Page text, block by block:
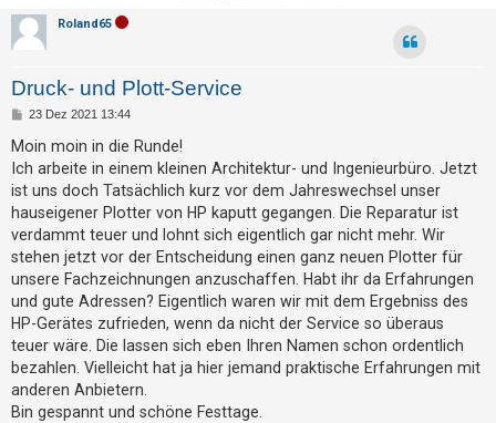
R
e
g
i
s
t
r
i
e
r
e
n
Roland65
Druck- und Plott-Service
B
i
t
r
a
g
23 Dez 2021 13:44
Moin moin in die Runde!
Ich arbeite in einem kleinen Architektur- und Ingenieurbüro. Jetzt
ist uns doch Tatsächlich kurz vor dem Jahreswechsel unser
hauseigener Plotter von HP kaputt gegangen. Die Reparatur ist
verdammt teuer und lohnt sich eigentlich gar nicht mehr. Wir
stehen jetzt vor der Entscheidung einen ganz neuen Plotter für
unsere Fachzeichnungen anzuschaffen. Habt ihr da Erfahrungen
und gute Adressen? Eigentlich waren wir mit dem Ergebniss des
HP-Gerätes zufrieden, wenn da nicht der Service so überaus
teuer wäre. Die lassen sich eben Ihren Namen schon ordentlich
bezahlen. Vielleicht hat ja hier jemand praktische Erfahrungen mit
anderen Anbietern.
Bin gespannt und schöne Festtage.